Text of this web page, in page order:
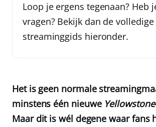
Loop je ergens tegenaan? Heb
vragen? Bekijk dan de volledige
streaminggids hieronder.
Het is geen normale
minstens één nieuwe Yellowstone
Maar dit is wél degene waar fans